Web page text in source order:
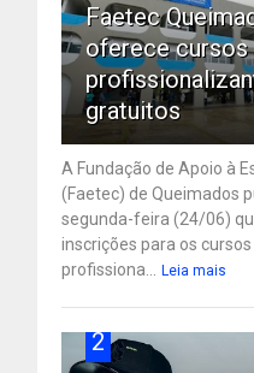
Faetec
oferece cursos
gratuitos
A Fundação de Apoio à
(Faetec) de Queimados
segunda-feira (24/06)
inscrições para os cursos
profissiona...
Leia mais
2